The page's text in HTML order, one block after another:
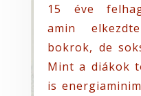
15 éve
amin
bokrok, de
Mint a diákok
is